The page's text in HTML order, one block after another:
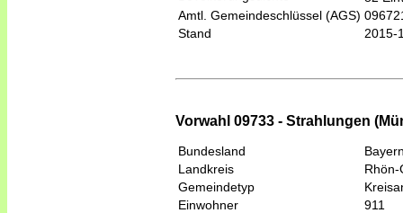
Amtl. Gemeindeschlüssel (AGS)
Stand
2015-
Vorwahl 09733 - Strahlungen
Bundesland
Landkreis
Rhön-
Gemeindetyp
Einwohner
911